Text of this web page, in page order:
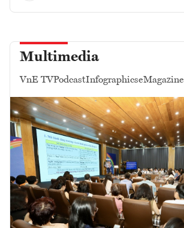
Multimedia
VnE TVPodcastInfographicseMagazine